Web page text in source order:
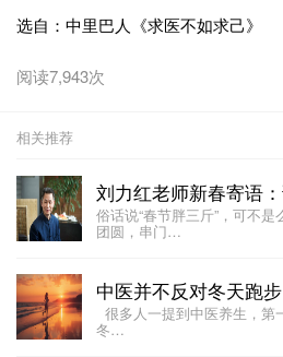
选自：中里巴人《求医不如求己》
阅读7,943次
相关推荐
刘力红老师新春寄语
俗话说“春节胖三斤”，可不
团圆，串门…
中医并不反对冬天跑
很多人一提到中医养生，第
冬…